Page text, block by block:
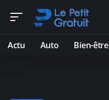
Actu Auto Bien-être